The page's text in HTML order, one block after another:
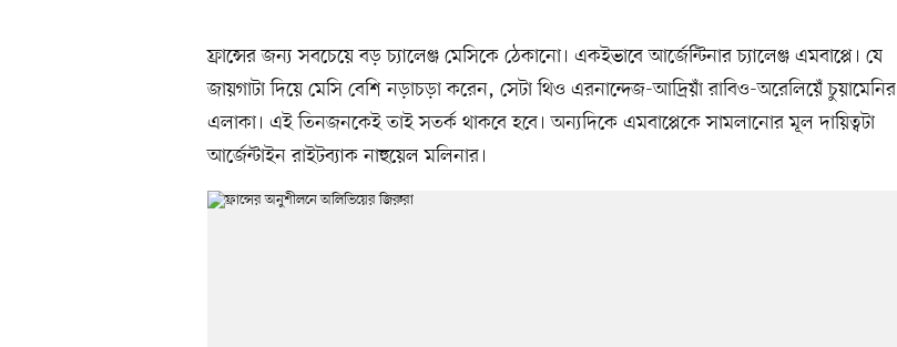
ফ্রান্সের জন্য সবচেয়ে বড় চ্যালেঞ্জ মেসিকে ঠেকানো। একইভাবে আর্জেন্টিনার চ্যালেঞ্জ এমবাপ্পে। যে
জায়গাটা দিয়ে মেসি বেশি নড়াচড়া করেন, সেটা থিও এরনান্দেজ-আদ্রিয়াঁ রাবিও-অরেলিয়েঁ চুয়ামেনির
এলাকা। এই তিনজনকেই তাই সতর্ক থাকবে হবে। অন্যদিকে এমবাপ্পেকে সামলানোর মূল দায়িত্বটা
আর্জেন্টাইন রাইটব্যাক নাহুয়েল মলিনার।